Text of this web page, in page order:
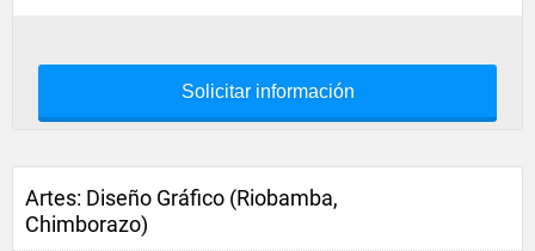
Solicitar información
Artes: Diseño Gráfico (Riobamba,
Chimborazo)